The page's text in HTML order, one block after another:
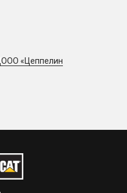
«Цеппелин